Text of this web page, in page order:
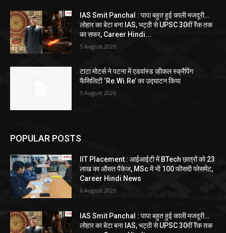
IAS Smit Panchal : पापा बहुत हुई काली मजदूरी…
लोहार का बेटा बना IAS, भट्ठी से UPSC 30वीं रैंक तक
का सफर, Career Hindi...
5 August 2026
टाटा मोटर्स ने पटना में एडवांस्ड व्हीकल स्क्रैपिंग
फैसिलिटी ‘Re.Wi.Re’ का उद्घाटन किया
5 August 2026
POPULAR POSTS
IIT Placement : आईआईटी में BTech छात्रों को 23
लाख का औसत पैकेज, MSc में भी 100 फीसदी प्लेसमेंट,
Career Hindi News
6 August 2026
IAS Smit Panchal : पापा बहुत हुई काली मजदूरी…
लोहार का बेटा बना IAS, भट्ठी से UPSC 30वीं रैंक तक